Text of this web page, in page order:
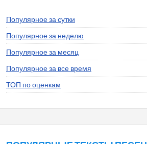
Популярное за сутки
Популярное за неделю
Популярное за месяц
Популярное за все время
ТОП по оценкам